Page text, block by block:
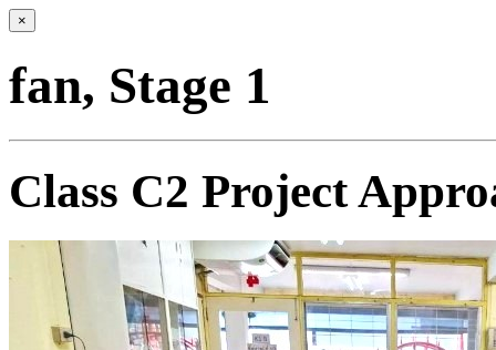
×
fan, Stage 1
Class C2 Project